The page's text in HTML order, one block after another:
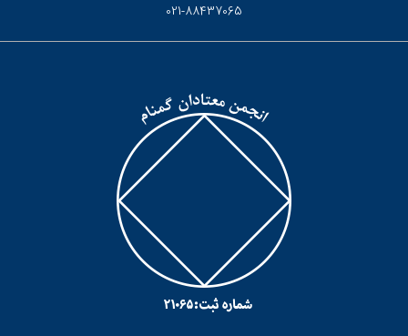
021-88437065